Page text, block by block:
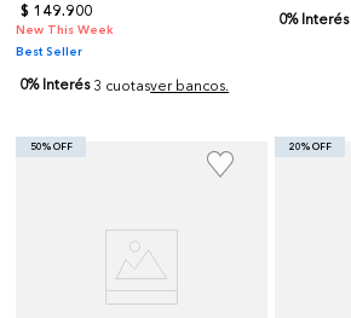
$ 149.900
New This Week
Best Seller
0% Interés 3 cuotasver bancos.
0% Interés
50% OFF 20% OFF